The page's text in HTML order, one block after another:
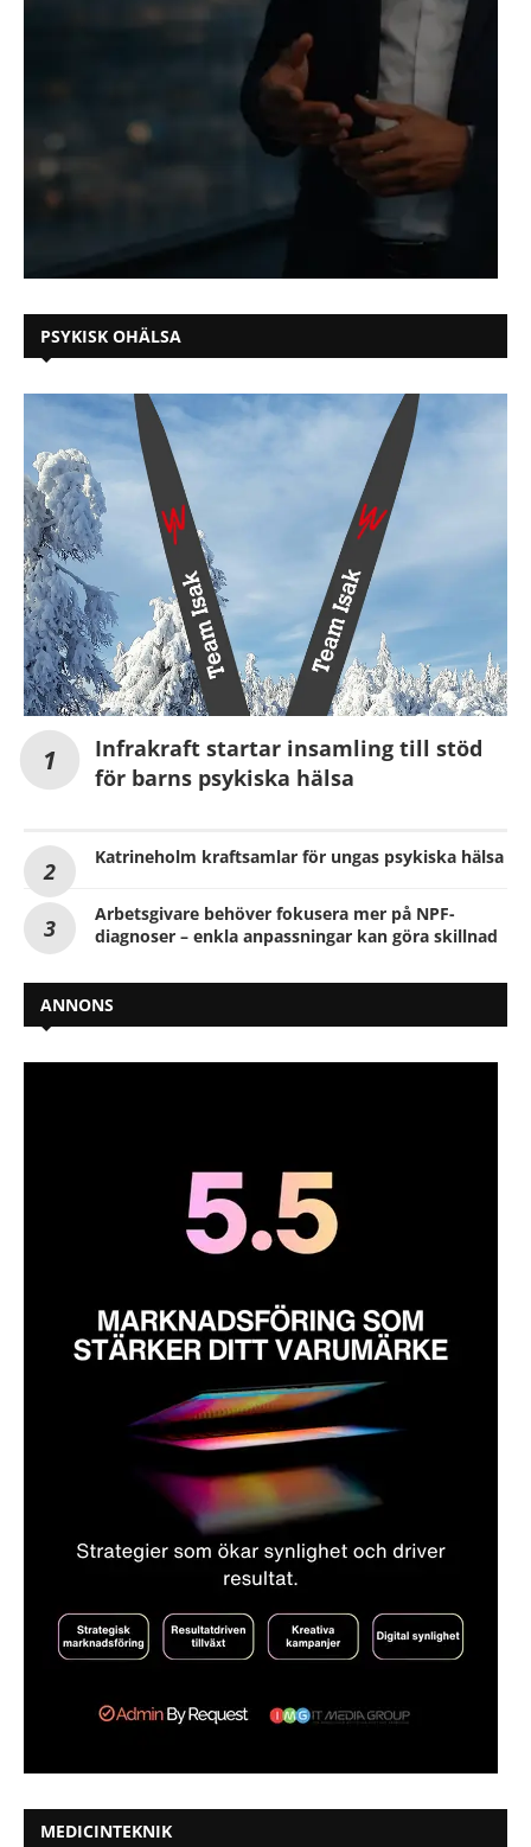
PSYKISK OHÄLSA
Infrakraft startar insamling till stöd
för barns psykiska hälsa
Katrineholm kraftsamlar för ungas psykiska hälsa
Arbetsgivare behöver fokusera mer på NPF-
diagnoser – enkla anpassningar kan göra skillnad
ANNONS
MEDICINTEKNIK